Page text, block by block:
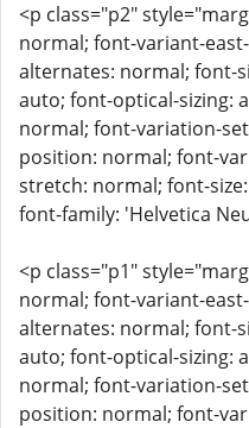
<p class="p2"
normal; font-variant-
alternates: normal; font-
auto; font-optical-sizing:
normal; font-variation-
position: normal; font-
stretch: normal; font-
font-family: 'Helvetica
<p class="p1"
normal; font-variant-
alternates: normal; font-
auto; font-optical-sizing:
normal; font-variation-
position: normal; font-